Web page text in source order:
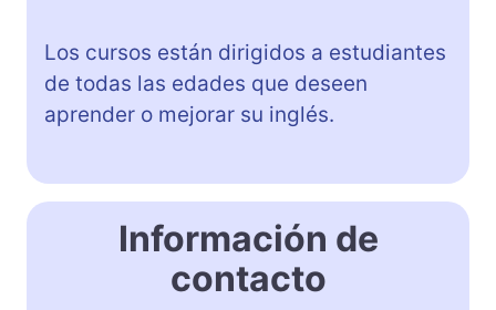
Los cursos están dirigidos a estudiantes
de todas las edades que deseen
aprender o mejorar su inglés.
Información de
contacto